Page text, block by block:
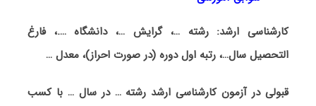
کارشناسی ارشد:رشته …، گرایش …، دانشگاه ….، فارغ
التحصیل سال…، رتبه اول دوره (در صورت احراز)، معدل …
قبولی در آزمون کارشناسی ارشد رشته …در سال … با کسب